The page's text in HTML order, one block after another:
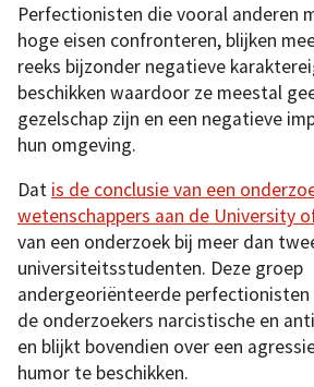
Perfectionisten die vooral anderen
hoge eisen confronteren, blijken
reeks bijzonder negatieve
beschikken waardoor ze meestal
gezelschap zijn en een negatieve
hun omgeving.
Dat is de conclusie van een
wetenschappers aan de University
van een onderzoek bij meer dan
universiteitsstudenten. Deze groep
andergeoriënteerde
de onderzoekers narcistische en
en blijkt bovendien over een
humor te beschikken.